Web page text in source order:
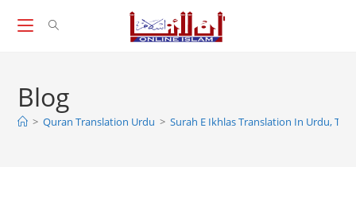
Blog
> Quran Translation Urdu > Surah E Ikhlas Translation In Urdu,